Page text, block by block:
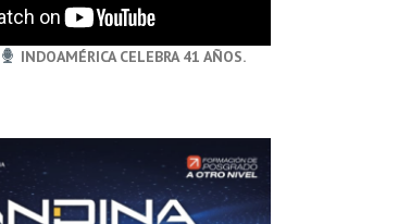
INDOAMÉRICA CELEBRA 41 AÑOS.